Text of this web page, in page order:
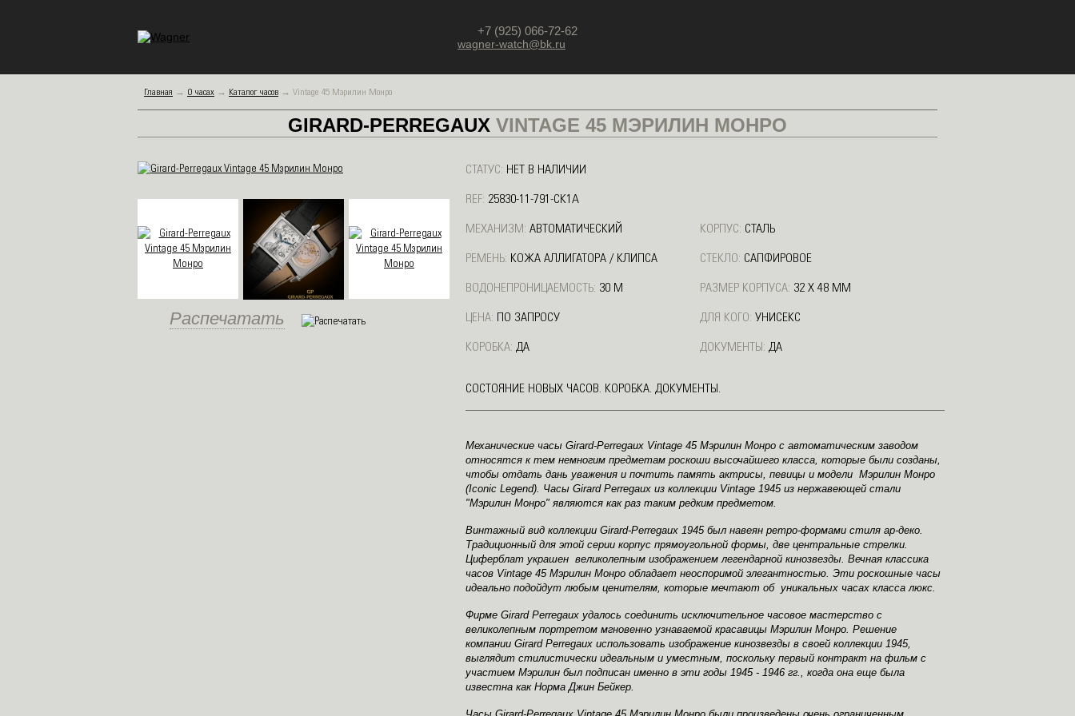
+7 (925) 066-72-62
wagner-watch@bk.ru
Главная → О часах → Каталог часов → Vintage 45 Мэрилин Монро
GIRARD-PERREGAUX VINTAGE 45 МЭРИЛИН МОНРО
Распечатать
СТАТУС: НЕТ В НАЛИЧИИ
REF: 25830-11-791-CK1A
МЕХАНИЗМ: АВТОМАТИЧЕСКИЙ КОРПУС: СТАЛЬ
РЕМЕНЬ: КОЖА АЛЛИГАТОРА / КЛИПСА СТЕКЛО: САПФИРОВОЕ
ВОДОНЕПРОНИЦАЕМОСТЬ: 30 М РАЗМЕР КОРПУСА: 32 Х 48 ММ
ЦЕНА: ПО ЗАПРОСУ ДЛЯ КОГО: УНИСЕКС
КОРОБКА: ДА ДОКУМЕНТЫ: ДА
СОСТОЯНИЕ НОВЫХ ЧАСОВ. КОРОБКА. ДОКУМЕНТЫ.
Механические часы Girard-Perregaux Vintage 45 Мэрилин Монро с автоматическим заводом
относятся к тем немногим предметам роскоши высочайшего класса, которые были созданы,
чтобы отдать дань уважения и почтить память актрисы, певицы и модели Мэрилин Монро
(Iconic Legend). Часы Girard Perregaux из коллекции Vintage 1945 из нержавеющей стали
"Мэрилин Монро" являются как раз таким редким предметом.
Винтажный вид коллекции Girard-Perregaux 1945 был навеян ретро-формами стиля ар-деко.
Традиционный для этой серии корпус прямоугольной формы, две центральные стрелки.
Циферблат украшен великолепным изображением легендарной кинозвезды. Вечная классика
часов Vintage 45 Мэрилин Монро обладает неоспоримой элегантностью. Эти роскошные часы
идеально подойдут любым ценителям, которые мечтают об уникальных часах класса люкс.
Фирме Girard Perregaux удалось соединить исключительное часовое мастерство с
великолепным портретом мгновенно узнаваемой красавицы Мэрилин Монро. Решение
компании Girard Perregaux использовать изображение кинозвезды в своей коллекции 1945,
выглядит стилистически идеальным и уместным, поскольку первый контракт на фильм с
участием Мэрилин был подписан именно в эти годы 1945 - 1946 гг., когда она еще была
известна как Норма Джин Бейкер.